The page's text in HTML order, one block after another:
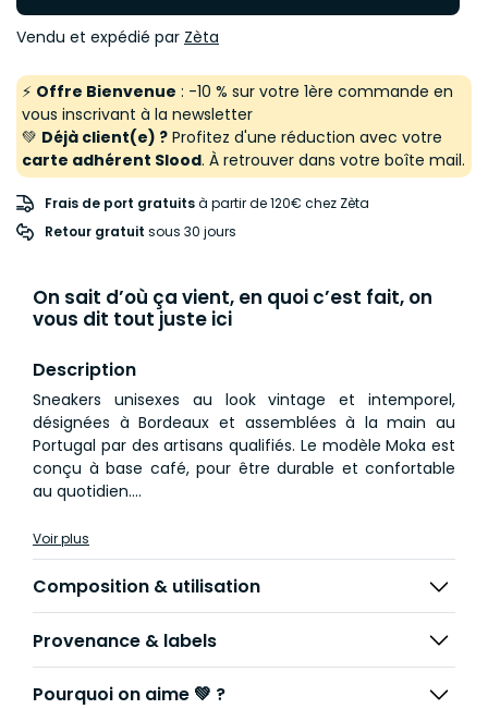
Vendu et expédié par Zèta
⚡ Offre Bienvenue : -10 % sur votre 1ère commande en
vous inscrivant à la newsletter
💚 Déjà client(e) ? Profitez d'une réduction avec votre
carte adhérent Slood. À retrouver dans votre boîte mail.
Frais de port gratuitsà partir de 120€ chez Zèta
Retour gratuit sous 30 jours
On sait d’où ça vient, en quoi c’est fait, on
vous dit tout juste ici
Description
Sneakers unisexes au look vintage et intemporel,
désignées à Bordeaux et assemblées à la main au
Portugal par des artisans qualifiés. Le modèle Moka est
conçu à base café, pour être durable et confortable
au quotidien.
Chacun des composants est sélectionné avec soin
selon sa durabilité et son lieu de production :
Voir plus
Composition & utilisation
Provenance & labels
Pourquoi on aime 💚 ?